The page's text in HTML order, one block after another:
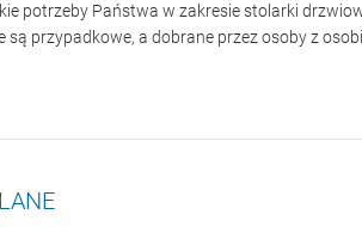
potrzeby Państwa w zakresie stolarki
są przypadkowe, a dobrane przez osoby z